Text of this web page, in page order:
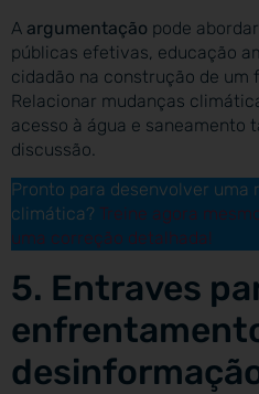
A argumentação pode
públicas efetivas, educação
cidadão na construção de
Relacionar mudanças
acesso à água e saneamento
discussão.
Pronto para desenvolver uma
climática? Treine agora
uma correção detalhada!
5. Entraves